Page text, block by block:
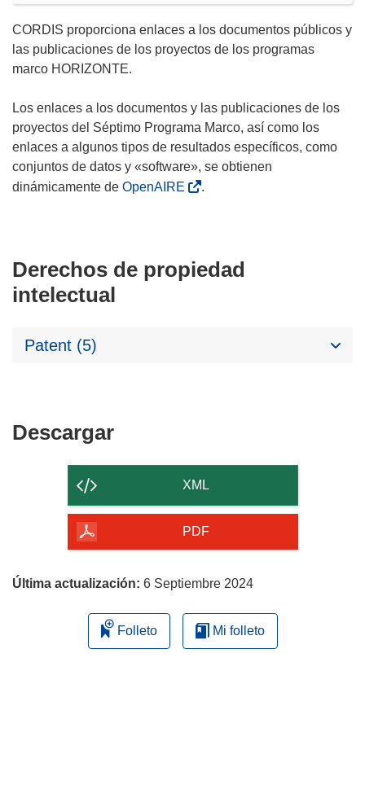
CORDIS proporciona enlaces a los documentos públicos y
las publicaciones de los proyectos de los programas
marco HORIZONTE.
Los enlaces a los documentos y las publicaciones de los
proyectos del Séptimo Programa Marco, así como los
enlaces a algunos tipos de resultados específicos, como
conjuntos de datos y «software», se obtienen
dinámicamente de OpenAIRE .
Derechos de propiedad
intelectual
Patent (5)
DescargarDescargar
contenido
de
página
XML
PDF
Última actualización: 6 Septiembre 2024
Folleto Mi folleto